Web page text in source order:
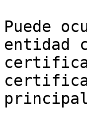
Puede
entidad